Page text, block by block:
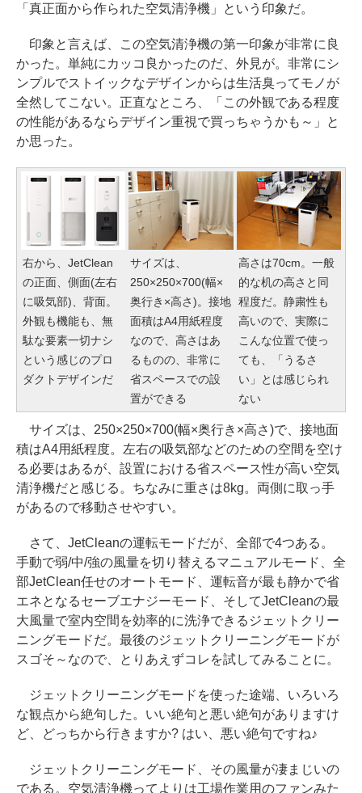
「真正面から作られた空気清浄機」という印象だ。
印象と言えば、この空気清浄機の第一印象が非常に良
かった。単純にカッコ良かったのだ、外見が。非常にシ
ンプルでストイックなデザインからは生活臭ってモノが
全然してこない。正直なところ、「この外観である程度
の性能があるならデザイン重視で買っちゃうかも～」と
か思った。
右から、JetClean
の正面、側面(左右
に吸気部)、背面。
外観も機能も、無
駄な要素一切ナシ
という感じのプロ
ダクトデザインだ
サイズは、
250×250×700(幅×
奥行き×高さ)。接地
面積はA4用紙程度
なので、高さはあ
るものの、非常に
省スペースでの設
置ができる
高さは70cm。一般
的な机の高さと同
程度だ。静粛性も
高いので、実際に
こんな位置で使っ
ても、「うるさ
い」とは感じられ
ない
サイズは、250×250×700(幅×奥行き×高さ)で、接地面
積はA4用紙程度。左右の吸気部などのための空間を空け
る必要はあるが、設置における省スペース性が高い空気
清浄機だと感じる。ちなみに重さは8kg。両側に取っ手
があるので移動させやすい。
さて、JetCleanの運転モードだが、全部で4つある。
手動で弱/中/強の風量を切り替えるマニュアルモード、全
部JetClean任せのオートモード、運転音が最も静かで省
エネとなるセーブエナジーモード、そしてJetCleanの最
大風量で室内空間を効率的に洗浄できるジェットクリー
ニングモードだ。最後のジェットクリーニングモードが
スゴそ～なので、とりあえずコレを試してみることに。
ジェットクリーニングモードを使った途端、いろいろ
な観点から絶句した。いい絶句と悪い絶句がありますけ
ど、どっちから行きますか? はい、悪い絶句ですね♪
ジェットクリーニングモード、その風量が凄まじいの
である。空気清浄機ってよりは工場作業用のファンみた